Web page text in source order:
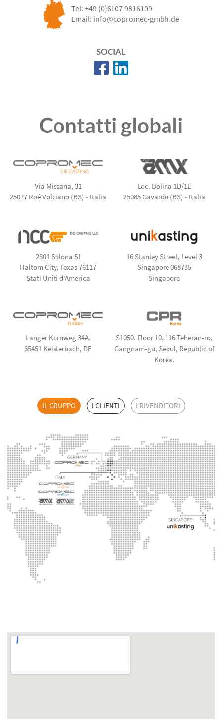
Tel: +49 (0)6107 9816109
Email: info@copromec-gmbh.de
SOCIAL
Contatti globali
Via Missana, 31
25077 Roé Volciano (BS) - Italia
Loc. Bolina 1D/1E
25085 Gavardo (BS) - Italia
2301 Solona St
Haltom City, Texas 76117
Stati Uniti d'America
16 Stanley Street, Level 3
Singapore 068735
Singapore
Langer Kornweg 34A,
65451 Kelsterbach, DE
S1050, Floor 10, 116 Teheran-ro,
Gangnam-gu, Seoul, Republic of
Korea.
IL GRUPPO I CLIENTI I RIVENDITORI